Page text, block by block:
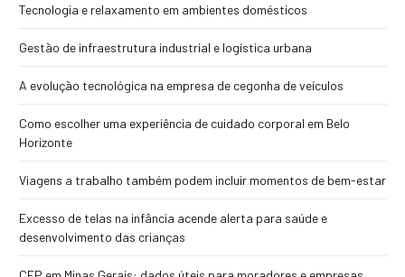
Tecnologia e relaxamento em ambientes domésticos
Gestão de infraestrutura industrial e logística urbana
A evolução tecnológica na empresa de cegonha de veículos
Como escolher uma experiência de cuidado corporal em Belo
Horizonte
Viagens a trabalho também podem incluir momentos de bem-estar
Excesso de telas na infância acende alerta para saúde e
desenvolvimento das crianças